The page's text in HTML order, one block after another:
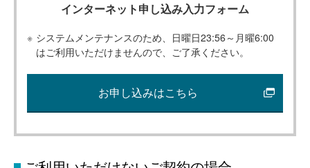
インターネット申し込み入力フォーム
※ システムメンテナンスのため、日曜日23:56～月曜6:00
はご利用いただけませんので、ご了承ください。
お申し込みはこちら